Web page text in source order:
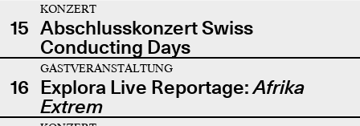
15
KONZERT
Abschlusskonzert Swiss
Conducting Days
16
GASTVERANSTALTUNG
Explora Live Reportage:Afrika
Extrem